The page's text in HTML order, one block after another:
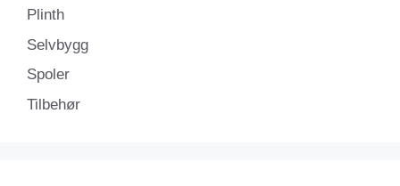
Plinth
Selvbygg
Spoler
Tilbehør